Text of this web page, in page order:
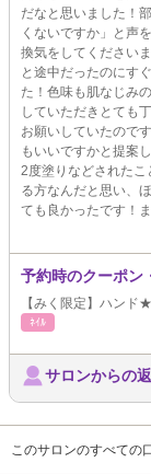
だなと思いました！
くないですか」と声
換気をしてください
と途中だったのにす
た！色味も肌なじみ
していただきとても
お願いしていたので
もいいですかと提案
2度塗りなどされたこ
る方なんだと思い、
ても良かったです！
予約時のクーポン
【みく限定】ハン
ﾈｲﾙ
サロンからの
このサロンのすべての